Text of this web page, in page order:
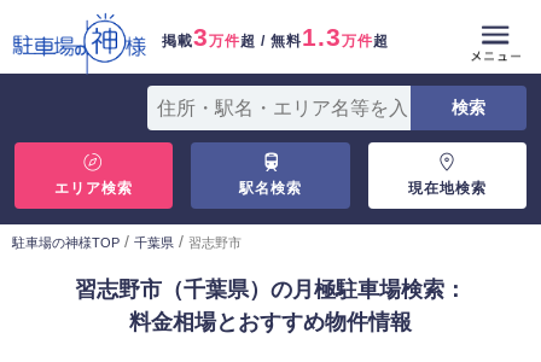
掲載3万件超 / 無料1.3万件超
エリア検索 駅名検索 現在地検索
駐車場の神様TOP / 千葉県 / 習志野市
習志野市（千葉県）の月極駐車場検索：
料金相場とおすすめ物件情報